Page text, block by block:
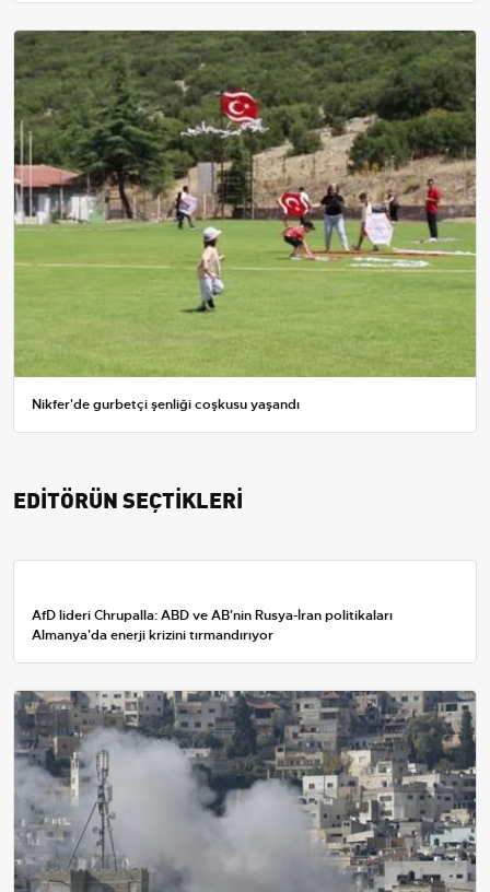
Nikfer'de gurbetçi şenliği coşkusu yaşandı
EDİTÖRÜN SEÇTİKLERİ
AfD lideri Chrupalla: ABD ve AB'nin Rusya-İran politikaları
Almanya'da enerji krizini tırmandırıyor